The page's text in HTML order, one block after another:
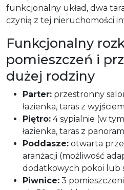
funkcjonalny układ, dwa
czynią z tej nieruchomości
Funkcjonalny
pomieszczeń i
dużej rodziny
Parter: przestronny
łazienka, taras z
Piętro: 4 sypialnie (w
łazienka, taras z
Poddasze: otwarta
aranżacji (możliwość
dodatkowych pokoi lub
Piwnice: 3